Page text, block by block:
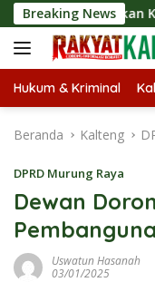
Langsung
ke
konten
Breaking News
Kunjungan
Hukum & Kriminal
Beranda Kalteng
DPRD Murung Raya
Dewan
Uswatun Hasanah
03/01/2025